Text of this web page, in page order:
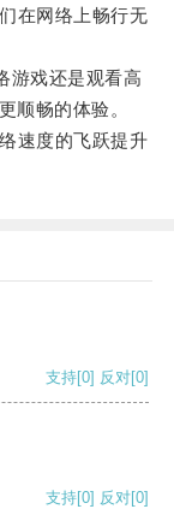
在网络上畅行无
戏还是观看高
顺畅的体验。
速度的飞跃提升
支持[0] 反对[0]
支持[0] 反对[0]